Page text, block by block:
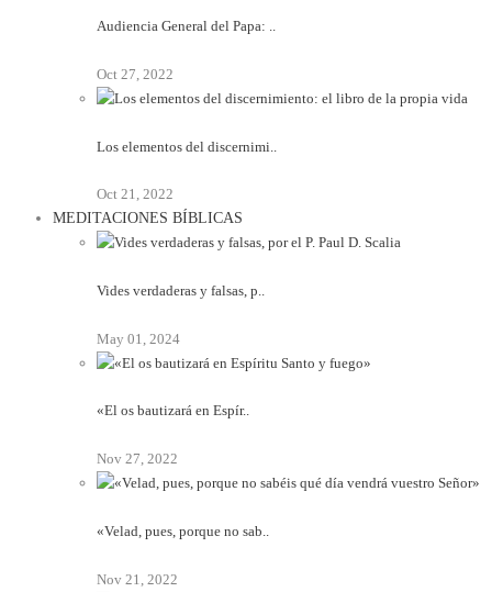
Audiencia General del Papa: ..
Oct 27, 2022
Los elementos del discernimi..
Oct 21, 2022
MEDITACIONES BÍBLICAS
Vides verdaderas y falsas, p..
May 01, 2024
«El os bautizará en Espír..
Nov 27, 2022
«Velad, pues, porque no sab..
Nov 21, 2022